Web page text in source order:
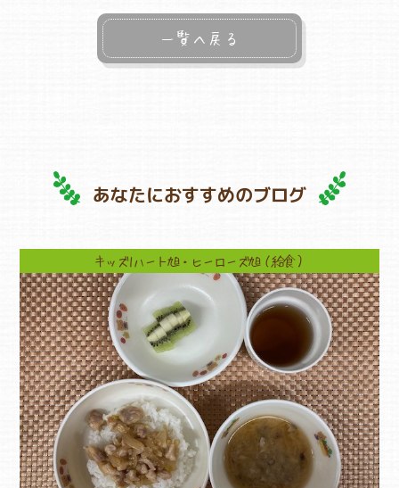
一覧へ戻る
あなたにおすすめのブログ
キッズ1ハート旭・ヒーローズ旭（給食）